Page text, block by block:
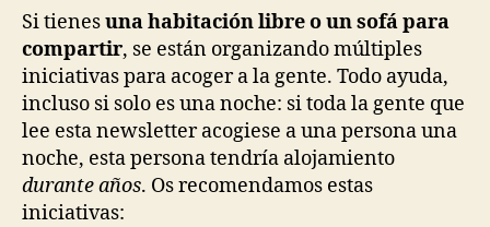
Si tienesuna habitación libre o un sofá para
compartir, se están organizando múltiples
iniciativas para acoger a la gente. Todo ayuda,
incluso si solo es una noche: si toda la gente que
lee esta newsletter acogiese a una persona una
noche, esta persona tendría alojamiento
durante años. Os recomendamos estas
iniciativas: